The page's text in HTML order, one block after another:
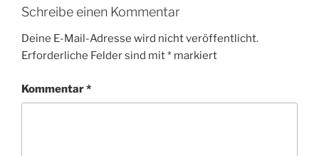
Schreibe einen Kommentar
Deine E-Mail-Adresse wird nicht veröffentlicht.
Erforderliche Felder sind mit* markiert
Kommentar*